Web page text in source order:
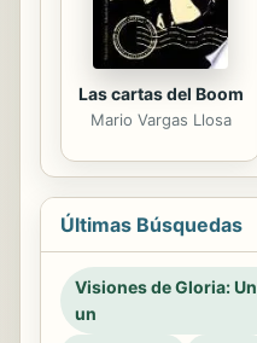
Las cartas del Boom
Mario Vargas Llosa
Últimas Búsquedas
Visiones de Gloria:
un